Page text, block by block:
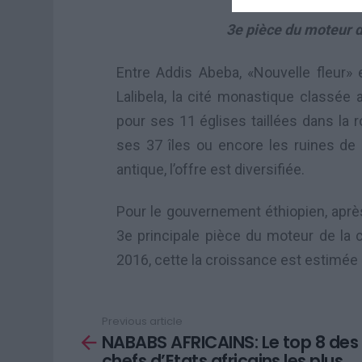
3e pièce du moteur
Entre Addis Abeba, «Nouvelle
Lalibela, la cité monastique classée
pour ses 11 églises taillées dans la
ses 37 îles ou encore les ruines de
antique, l’offre est diversifiée.
Pour le gouvernement éthiopien,
3e principale pièce du moteur de la
2016, cette la croissance est estimée
more
Previous article
NABABS AFRICAINS: Le top 8 des